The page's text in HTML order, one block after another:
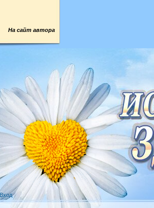
На сайт автора
Вход